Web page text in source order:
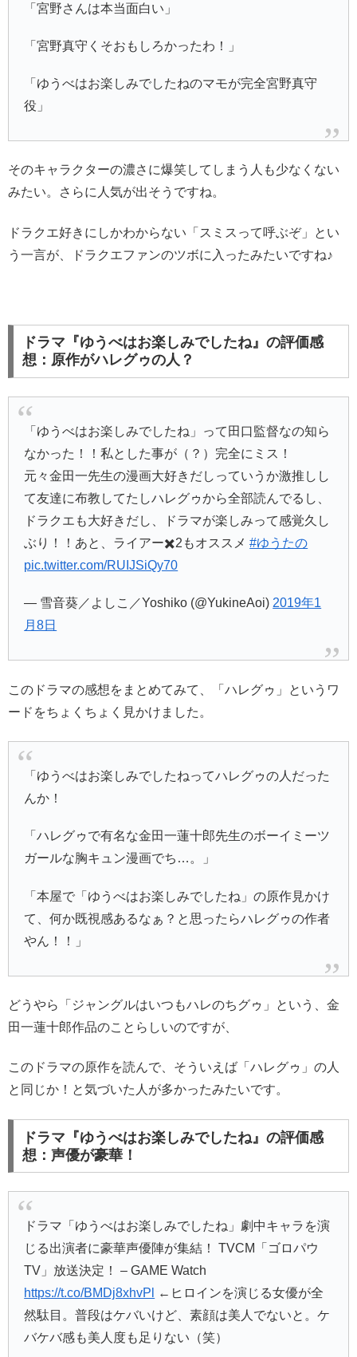
「宮野さんは本当面白い」
「宮野真守くそおもしろかったわ！」
「ゆうべはお楽しみでしたねのマモが完全宮野真守
役」
そのキャラクターの濃さに爆笑してしまう人も少なくない
みたい。さらに人気が出そうですね。
ドラクエ好きにしかわからない「スミスって呼ぶぞ」とい
う一言が、ドラクエファンのツボに入ったみたいですね♪
ドラマ『ゆうべはお楽しみでしたね』の評価感
想：原作がハレグゥの人？
「ゆうべはお楽しみでしたね」って田口監督なの知ら
なかった！！私とした事が（？）完全にミス！
元々金田一先生の漫画大好きだしっていうか激推しし
て友達に布教してたしハレグゥから全部読んでるし、
ドラクエも大好きだし、ドラマが楽しみって感覚久し
ぶり！！あと、ライアー✖️2もオススメ#ゆうたの
pic.twitter.com/RUIJSiQy70
— 雪音葵／よしこ／Yoshiko (@YukineAoi) 2019年1
月8日
このドラマの感想をまとめてみて、「ハレグゥ」というワ
ードをちょくちょく見かけました。
「ゆうべはお楽しみでしたねってハレグゥの人だった
んか！
「ハレグゥで有名な金田一蓮十郎先生のボーイミーツ
ガールな胸キュン漫画でち…。」
「本屋で「ゆうべはお楽しみでしたね」の原作見かけ
て、何か既視感あるなぁ？と思ったらハレグゥの作者
やん！！」
どうやら「ジャングルはいつもハレのちグゥ」という、金
田一蓮十郎作品のことらしいのですが、
このドラマの原作を読んで、そういえば「ハレグゥ」の人
と同じか！と気づいた人が多かったみたいです。
ドラマ『ゆうべはお楽しみでしたね』の評価感
想：声優が豪華！
ドラマ「ゆうべはお楽しみでしたね」劇中キャラを演
じる出演者に豪華声優陣が集結！ TVCM「ゴロパウ
TV」放送決定！ – GAME Watch
https://t.co/BMDj8xhvPl
←ヒロインを演じる女優が全
然駄目。普段はケバいけど、素顔は美人でないと。ケ
バケバ感も美人度も足りない（笑）